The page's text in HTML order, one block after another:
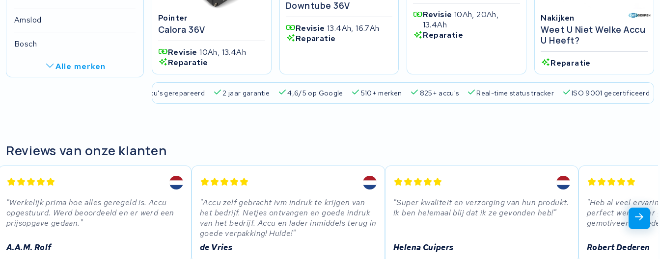
Amslod
Bosch
Alle merken
Ghost
Life&Mobility
Pointer
Calora 36V
Revisie10Ah, 13.4Ah
Reparatie
Downtube 36V
Revisie 13.4Ah, 16.7Ah
Reparatie
Revisie 10Ah, 20Ah,
13.4Ah
Reparatie
Nakijken
Weet U Niet Welke Accu
U Heeft?
Reparatie
45.000+ accu's gerepareerd 2 jaar garantie 4,6/5 op Google 510+ merken 825+ accu's Real-time status tracker ISO 9001 gecertificeerd
Reviews van onze klanten
Werkelijk prima hoe alles geregeld is. Accu
opgestuurd. Werd beoordeeld en er werd een
prijsopgave gedaan.
A.A.M. Rolf
Accu zelf gebracht ivm indruk te krijgen van
het bedrijf. Netjes ontvangen en goede indruk
van het bedrijf. Accu en lader inmiddels terug in
goede verpakking! Hulde!
de Vries
Super kwaliteit en verzorging van hun produkt.
Ik ben helemaal blij dat ik ze gevonden heb!
Helena Cuipers
Heb al veel
perfect werk. Zeer
gemotiveerde
Robert Dederen